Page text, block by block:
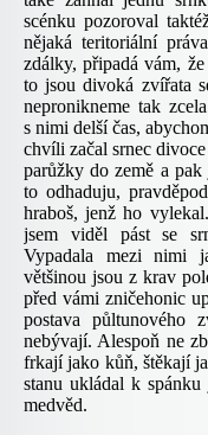
scénku pozoroval
nějaká teritoriální
zdálky, připadá vám,
to jsou divoká zvířata
nepronikneme tak
s nimi delší čas,
chvíli začal srnec
parůžky do země a pak
to odhaduju,
hraboš, jenž ho
jsem viděl pást se
Vypadala mezi nimi
většinou jsou z krav
před vámi zničehonic
postava půltunového
nebývají. Alespoň ne
frkají jako kůň, štěkají
stanu ukládal k
medvěd.